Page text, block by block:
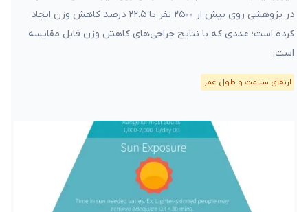
در پژوهشی روی بیش از ۲۵۰۰ نفر تا ۲۲.۵ درصد کاهش وزن ایجاد
کرده است؛ عددی که با نتایج جراحی‌های کاهش وزن قابل مقایسه
است.
ارتقای سلامت و طول عمر